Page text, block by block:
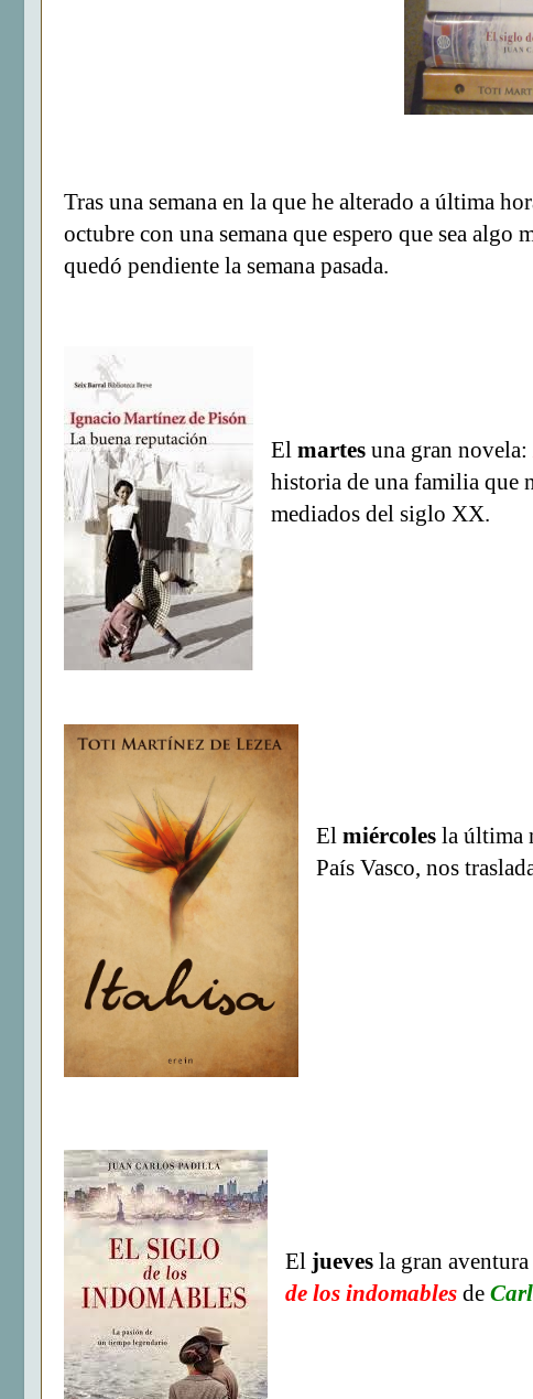
Tras una semana en la que he alterado a última
octubre con una semana que espero que sea algo
quedó pendiente la semana pasada.
El martesuna gran novela:
historia de una familia que
mediados del siglo XX.
El miércoles la última
País Vasco, nos
El jueves la gran
de los indomablesde